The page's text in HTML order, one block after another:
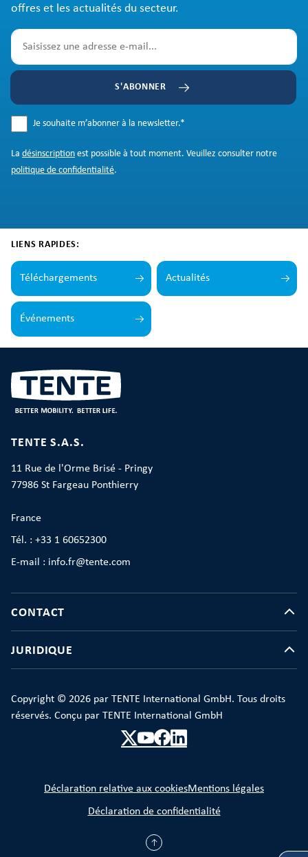
offres et les actualités du secteur.
S'ABONNER
Je souhaite m’abonner à la newsletter.*
La désinscription est possible à tout moment. Veuillez consulter notre
politique de confidentialité.
LIENS RAPIDES:
Téléchargements Actualités
Événements
TENTE S.A.S.
11 Rue de l'Orme Brisé - Pringy
77986 St Fargeau Ponthierry
France
Tél. : +33 1 60652300
E-mail : info.fr@tente.com
CONTACT
JURIDIQUE
Copyright © 2026 par TENTE International GmbH. Tous droits
réservés. Conçu par TENTE International GmbH
Déclaration relative aux cookiesMentions légales
Déclaration de confidentialité